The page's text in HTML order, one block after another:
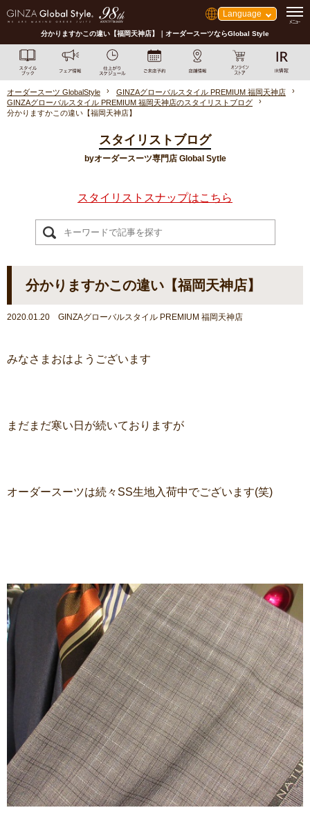
Language
分かりますかこの違い【福岡天神店】｜オーダースーツならGlobal Style
オーダースーツ GlobalStyle
GINZAグローバルスタイル PREMIUM 福岡天神店
GINZAグローバルスタイル PREMIUM 福岡天神店のスタイリストブログ
分かりますかこの違い【福岡天神店】
スタイリストブログ
byオーダースーツ専門店 Global Sytle
スタイリストスナップはこちら
分かりますかこの違い【福岡天神店】
2020.01.20 GINZAグローバルスタイル PREMIUM 福岡天神店
みなさまおはようございます
まだまだ寒い日が続いておりますが
オーダースーツは続々SS生地入荷中でございます(笑)